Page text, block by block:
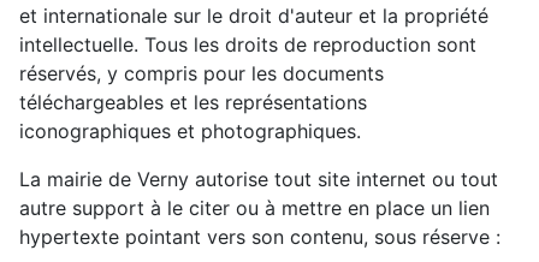
et internationale sur le droit d'auteur et la propriété
intellectuelle. Tous les droits de reproduction sont
réservés, y compris pour les documents
téléchargeables et les représentations
iconographiques et photographiques.
La mairie de Verny autorise tout site internet ou tout
autre support à le citer ou à mettre en place un lien
hypertexte pointant vers son contenu, sous réserve :